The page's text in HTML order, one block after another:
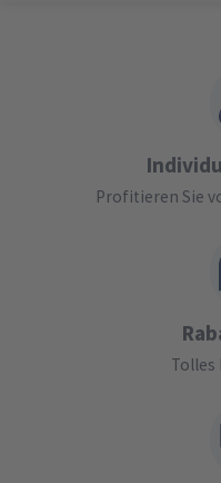
Profitieren Sie
Tolles